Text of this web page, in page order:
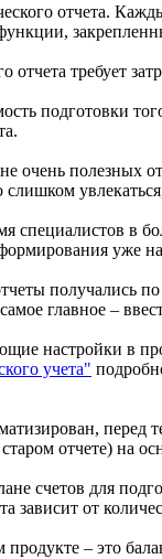
отчета.
требует
подготовки
очень
специалистов в
уже
главное –
настройки в
учета"
перед
отчете) на
счетов для
зависит от
– это